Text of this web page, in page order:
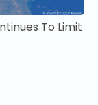
To Limit